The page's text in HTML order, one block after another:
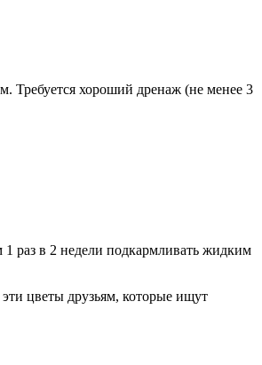
Требуется хороший дренаж (не менее 3
1 раз в 2 недели подкармливать жидким
цветы друзьям, которые ищут